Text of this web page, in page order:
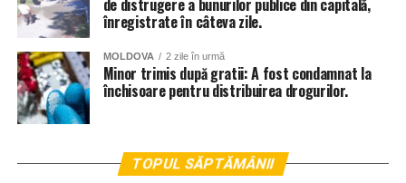
de distrugere a bunurilor publice din capitală,
înregistrate în câteva zile.
MOLDOVA 2 zile în urmă
Minor trimis după gratii: A fost condamnat la
închisoare pentru distribuirea drogurilor.
TOPUL SĂPTĂMÂNII